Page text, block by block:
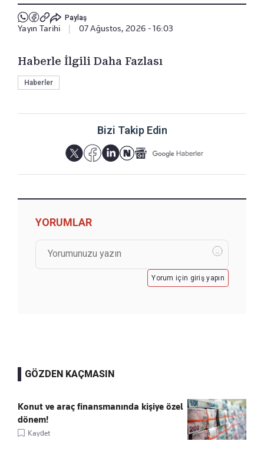
Paylaş
Yayın Tarihi 07 Ağustos, 2026 - 16:03
Haberle İlgili Daha Fazlası
Haberler
Bizi Takip Edin
YORUMLAR
Yorum için giriş yapın
GÖZDEN KAÇMASIN
Konut ve araç finansmanında kişiye özel
dönem!
Kaydet